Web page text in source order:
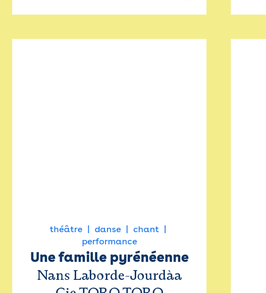
théâtre danse
chant
performance
Une famille pyrénéenne
Nans Laborde-Jourdàa